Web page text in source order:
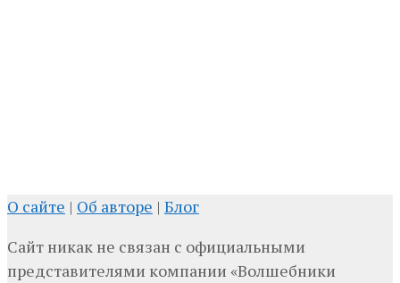
О сайте | Об авторе | Блог
Сайт никак не связан с официальными
представителями компании «Волшебники